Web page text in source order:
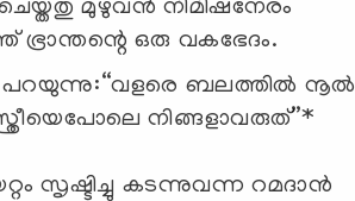
മുഴുവന്‍ നിമിഷനേരം
ഒരു വകഭേദം.
പറയുന്നു:“വളരെ ബലത്തില്‍ നൂല്‍
നിങ്ങളാവരുത്”*
സൃഷ്ടിച്ചു കടന്നുവന്ന റമദാന്‍